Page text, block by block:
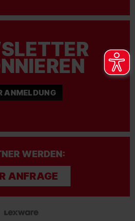
ANMELDUNG
WERDEN:
ANFRAGE